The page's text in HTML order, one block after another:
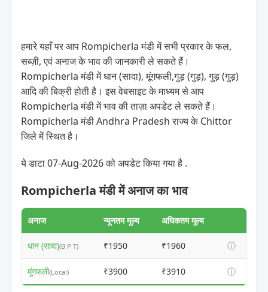
हमारे यहाँ पर आप Rompicherla मंडी में सभी प्रकार के फल,
सब्ज़ी, एवं अनाज के भाव की जानकारी ले सकते हैं।
Rompicherla मंडी में धान (सादा), मूंगफली,गुड़ (गुड़), गुड़ (गुड़)
आदि की बिक्री होती है। इस वेबसाइट के माध्यम से आप
Rompicherla मंडी में भाव की ताज़ा अपडेट ले सकते हैं।
Rompicherla मंडी Andhra Pradesh राज्य के Chittor
जिले में स्थित है।
ये डाटा 07-Aug-2026 को अपडेट किया गया है .
Rompicherla मंडी में अनाज का भाव
अनाज न्यूनतम मूल्य अधिकतम मूल्य
धान (सादा)(B P T) ₹1950 ₹1960 ⓘ
मूंगफली(Local) ₹3900 ₹3910 ⓘ